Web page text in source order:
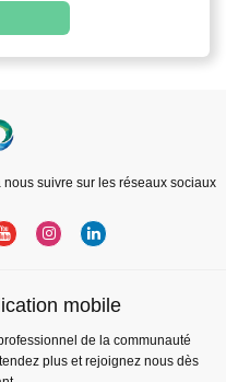
suivre sur les réseaux sociaux
mobile
de la communauté
plus et rejoignez nous dès